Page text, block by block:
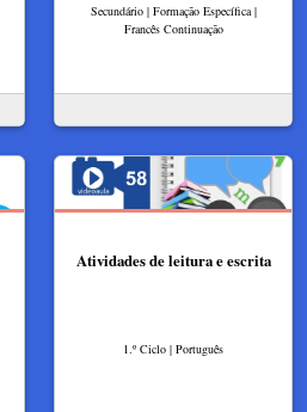
Secundário | Formação Específica |
Francês Continuação
Atividades de leitura e escrita
1.º Ciclo | Português